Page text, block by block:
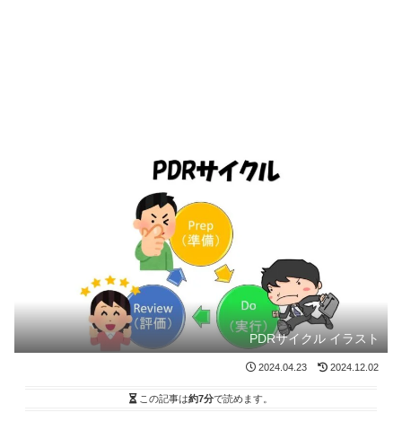
PDRサイクル イラスト
2024.04.23 2024.12.02
この記事は約7分で読めます。